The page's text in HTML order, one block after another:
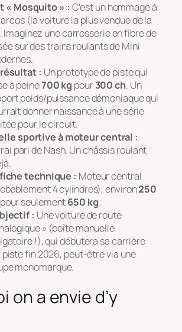
« Mosquito » : C’est un hommage à
(la voiture la plus vendue de la
Imaginez une carrosserie en fibre de
sur des trains roulants de Mini
: Un prototype de piste qui
à peine700 kg pour300 ch. Un
poids/puissance démoniaque qui
donner naissance à une série
pour le circuit.
sportive à moteur central :
pari de Nash. Un châssis roulant
technique : Moteur central
4 cylindres), environ250
seulement650 kg.
: Une voiture de route
» (boîte manuelle
!), qui débutera sa carrière
piste fin 2026, peut-être via une
monomarque.
on a envie d’y